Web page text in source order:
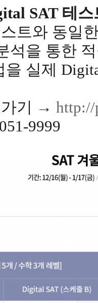
SAT 테
트와 동일
석을 통한
실제
기 → http://
9999